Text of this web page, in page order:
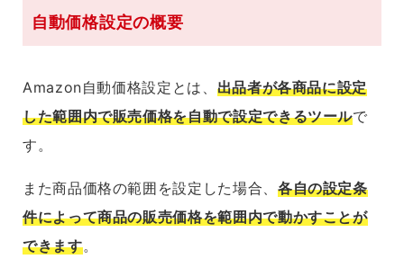
自動価格設定の概要
Amazon自動価格設定とは、 出品者が各商品に設定
した範囲内で販売価格を自動で設定できるツールで
す。
また商品価格の範囲を設定した場合、 各自の設定条
件によって商品の販売価格を範囲内で動かすことが
できます。